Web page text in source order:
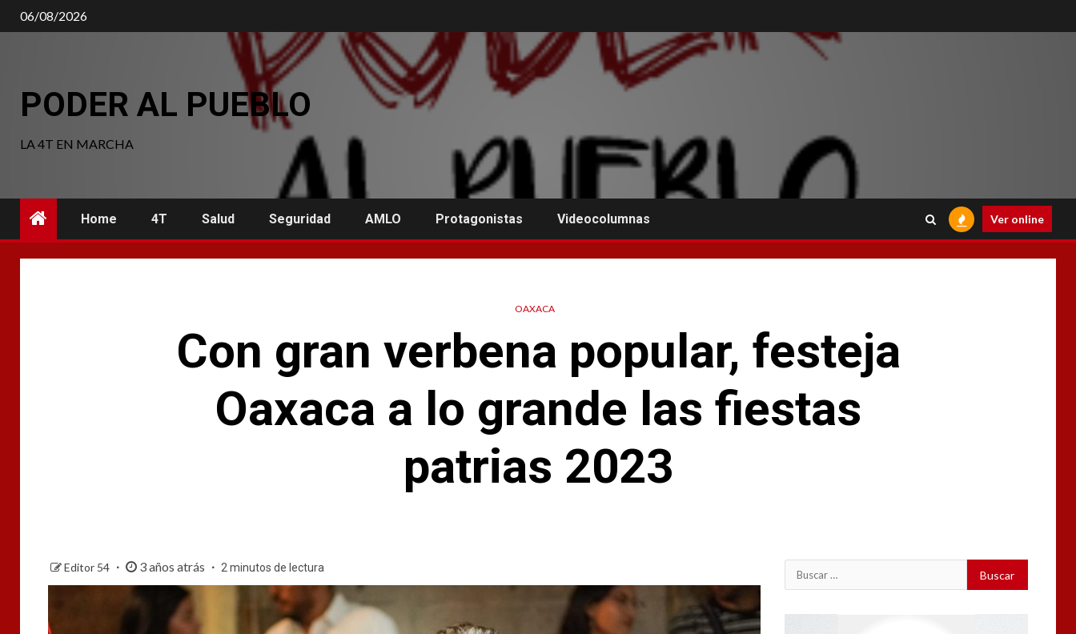
Saltar
al
06/08/2026
PODER AL PUEBLO
LA 4T EN MARCHA
Home 4T Salud Seguridad AMLO Protagonistas Videocolumnas Ver online
OAXACA
Con gran verbena popular, festeja
Oaxaca a lo grande las fiestas
patrias 2023
Editor 54 3 años atrás 2 minutos de lectura Buscar: